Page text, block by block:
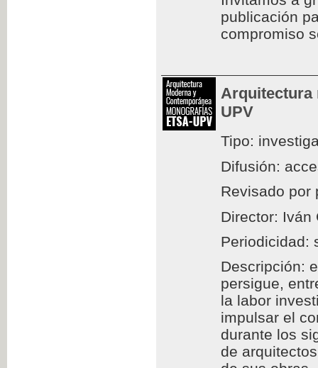
publicación
compromiso
Arquitectura
UPV
Tipo:
Difusión:
Revisado por
Director: Iván
Periodicidad:
Descripción:
persigue,
la labor
impulsar el
durante los
de